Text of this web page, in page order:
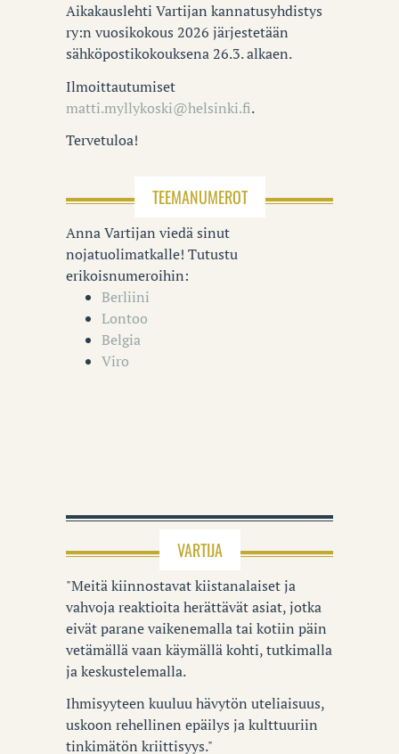
Aikakauslehti Vartijan kannatusyhdistys
ry:n vuosikokous 2026 järjestetään
sähköpostikokouksena 26.3. alkaen.
Ilmoittautumiset
matti.myllykoski@helsinki.fi.
Tervetuloa!
TEEMANUMEROT
Anna Vartijan viedä sinut
nojatuolimatkalle! Tutustu
erikoisnumeroihin:
Berliini
Lontoo
Belgia
Viro
VARTIJA
"Meitä kiinnostavat kiistanalaiset ja
vahvoja reaktioita herättävät asiat, jotka
eivät parane vaikenemalla tai kotiin päin
vetämällä vaan käymällä kohti, tutkimalla
ja keskustelemalla.
Ihmisyyteen kuuluu hävytön uteliaisuus,
uskoon rehellinen epäilys ja kulttuuriin
tinkimätön kriittisyys."